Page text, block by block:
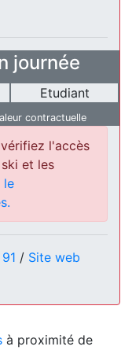
journée
Etudiant
contractuelle
l'accès
et les
le
/ Site web
à proximité de